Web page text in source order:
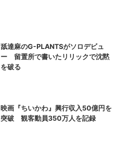
舐達麻のG-PLANTSがソロデビュ
ー 留置所で書いたリリックで沈黙
を破る
映画『ちいかわ』興行収入50億円を
突破 観客動員350万人を記録